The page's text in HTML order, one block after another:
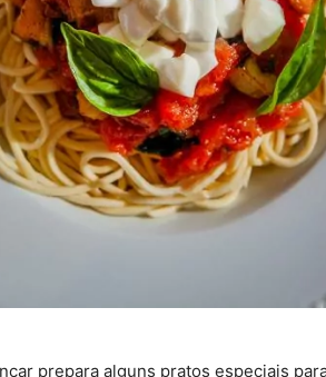
prepara alguns pratos especiais